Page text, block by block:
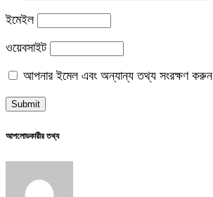
ইমেইল
ওয়েবসাইট
আপনার ইমেল এবং অন্যান্য তথ্য সংরক্ষণ করুন
আপলোডকারীর তথ্য